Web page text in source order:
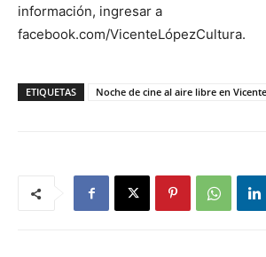
información, ingresar a
facebook.com/VicenteLópezCultura.
ETIQUETAS Noche de cine al aire libre en